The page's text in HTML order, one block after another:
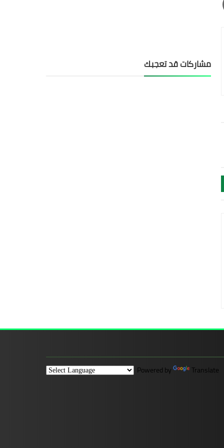
مشاركات قد تعجبك
Powered by Translate